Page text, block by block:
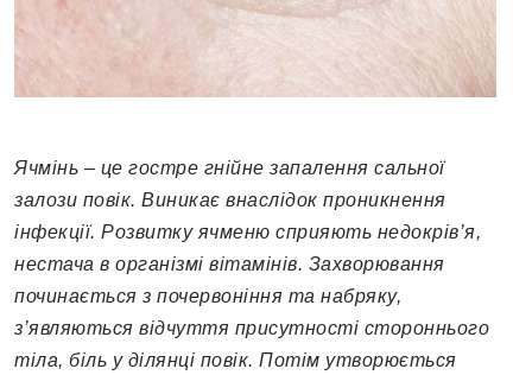
Ячмінь – це гостре гнійне запалення сальної
залози повік. Виникає внаслідок проникнення
інфекції. Розвитку ячменю сприяють недокрів’я,
нестача в організмі вітамінів. Захворювання
починається з почервоніння та набряку,
з’являються відчуття при­сутності стороннього
тіла, біль у ділянці повік. Потім утворюється